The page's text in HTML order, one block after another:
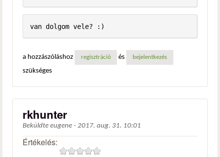
a hozzászóláshoz regisztráció és bejelentkezés
szükséges
rkhunter
Beküldte eugene - 2017. aug. 31. 10:01
Értékelés: